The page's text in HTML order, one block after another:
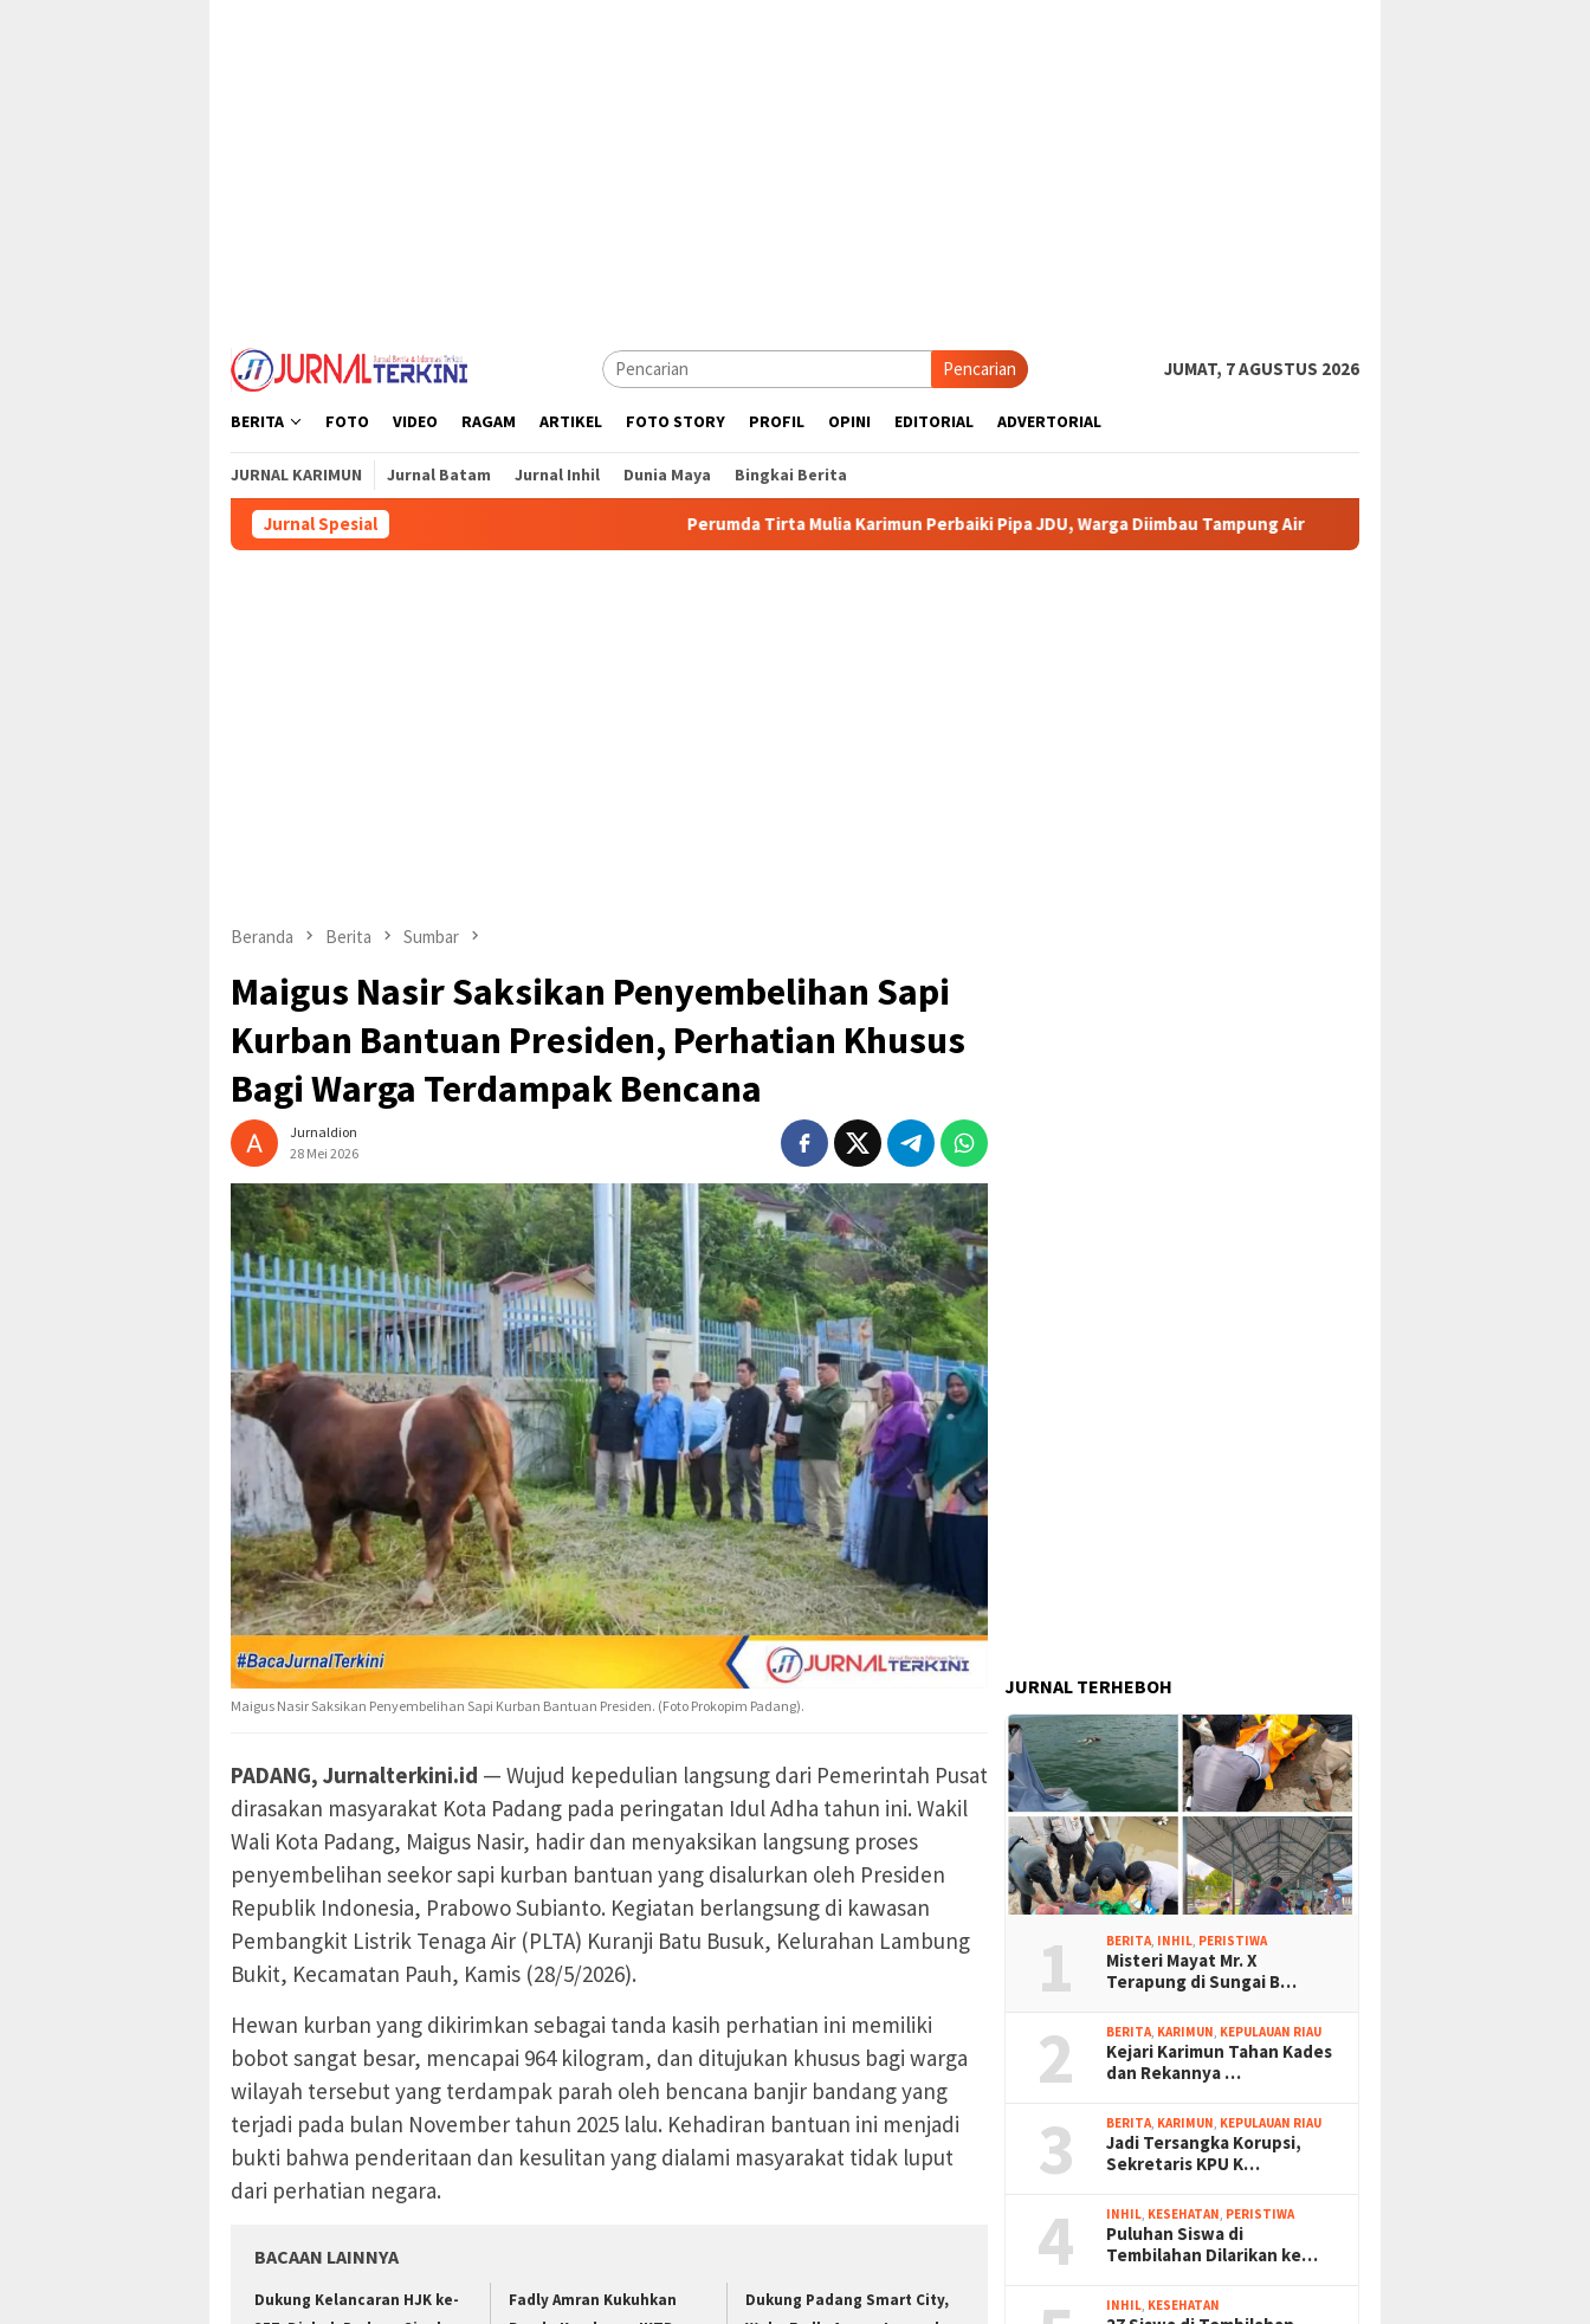
Pencarian JUMAT, 7 AGUSTUS 2026
BERITA FOTO VIDEO RAGAM ARTIKEL FOTO STORY PROFIL OPINI EDITORIAL ADVERTORIAL
JURNAL KARIMUN Jurnal Batam Jurnal Inhil Dunia Maya Bingkai Berita
Jurnal Spesial Perumda Tirta Mulia Karimun Perbaiki Pipa JDU, Warga Diimbau Tampung Air Pemkab Karimun minta warga tidak
Beranda Berita Sumbar
Maigus Nasir Saksikan Penyembelihan Sapi
Kurban Bantuan Presiden, Perhatian Khusus
Bagi Warga Terdampak Bencana
Jurnaldion
28 Mei 2026
Maigus Nasir Saksikan Penyembelihan Sapi Kurban Bantuan Presiden. (Foto Prokopim Padang).
PADANG, Jurnalterkini.id — Wujud kepedulian langsung dari Pemerintah Pusat
dirasakan masyarakat Kota Padang pada peringatan Idul Adha tahun ini. Wakil
Wali Kota Padang, Maigus Nasir, hadir dan menyaksikan langsung proses
penyembelihan seekor sapi kurban bantuan yang disalurkan oleh Presiden
Republik Indonesia, Prabowo Subianto. Kegiatan berlangsung di kawasan
Pembangkit Listrik Tenaga Air (PLTA) Kuranji Batu Busuk, Kelurahan Lambung
Bukit, Kecamatan Pauh, Kamis (28/5/2026).
Hewan kurban yang dikirimkan sebagai tanda kasih perhatian ini memiliki
bobot sangat besar, mencapai 964 kilogram, dan ditujukan khusus bagi warga
wilayah tersebut yang terdampak parah oleh bencana banjir bandang yang
terjadi pada bulan November tahun 2025 lalu. Kehadiran bantuan ini menjadi
bukti bahwa penderitaan dan kesulitan yang dialami masyarakat tidak luput
dari perhatian negara.
BACAAN LAINNYA
Dukung Kelancaran HJK ke-
Fadly Amran Kukuhkan
Dukung Padang Smart City,
JURNAL TERHEBOH
1 BERITA INHIL PERISTIWA
Misteri Mayat Mr. X
Terapung di Sungai B…
2 BERITA KARIMUN KEPULAUAN RIAU
Kejari Karimun Tahan Kades
dan Rekannya …
3 BERITA KARIMUN KEPULAUAN RIAU
Jadi Tersangka Korupsi,
Sekretaris KPU K…
4 INHIL KESEHATAN PERISTIWA
Puluhan Siswa di
Tembilahan Dilarikan ke…
INHIL KESEHATAN